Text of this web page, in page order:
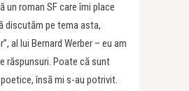
un roman SF care îmi place
discutăm pe tema asta,
al lui Bernard Werber – eu am
răspunsuri. Poate că sunt
însă mi s-au potrivit.